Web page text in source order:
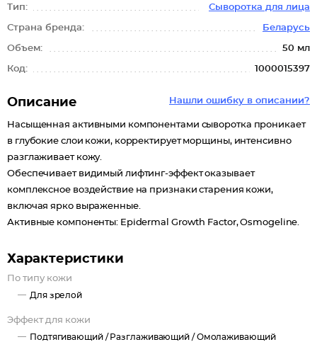
Тип: Сыворотка для лица
Страна бренда: Беларусь
Объем: 50 мл
Код: 1000015397
Нашли ошибку в описании?
Описание
Насыщенная активными компонентами сыворотка проникает
в глубокие слои кожи, корректирует морщины, интенсивно
разглаживает кожу.
Обеспечивает видимый лифтинг-эффект оказывает
комплексное воздействие на признаки старения кожи,
включая ярко выраженные.
Активные компоненты: Epidermal Growth Factor, Osmogeline.
Характеристики
По типу кожи
Для зрелой
Эффект для кожи
Подтягивающий / Разглаживающий /Омолаживающий